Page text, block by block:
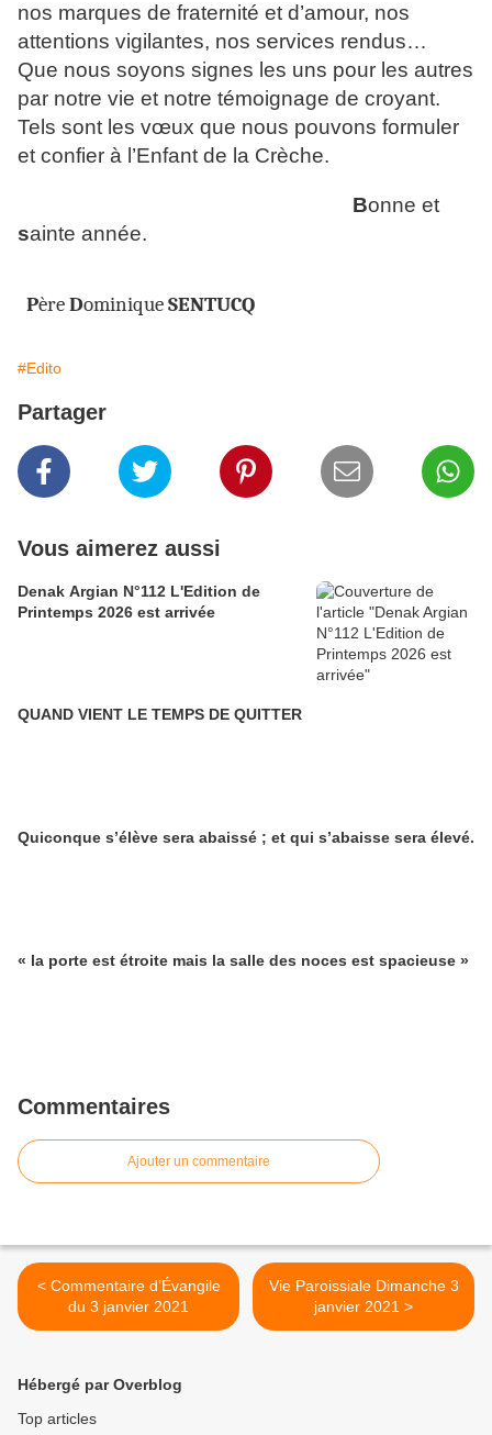
nos marques de fraternité et d’amour, nos
attentions vigilantes, nos services rendus…
Que nous soyons signes les uns pour les autres
par notre vie et notre témoignage de croyant.
Tels sont les vœux que nous pouvons formuler
et confier à l’Enfant de la Crèche.
Bonne et
sainte année.
PèreDominiqueSENTUCQ
#Edito
Partager
Vous aimerez aussi
Denak Argian N°112 L'Edition de
Printemps 2026 est arrivée
QUAND VIENT LE TEMPS DE QUITTER
Quiconque s’élève sera abaissé ; et qui s’abaisse sera élevé.
« la porte est étroite mais la salle des noces est spacieuse »
Commentaires
Ajouter un commentaire
< Commentaire d’Évangile
du 3 janvier 2021
Vie Paroissiale Dimanche 3
janvier 2021 >
Hébergé par Overblog
Top articles